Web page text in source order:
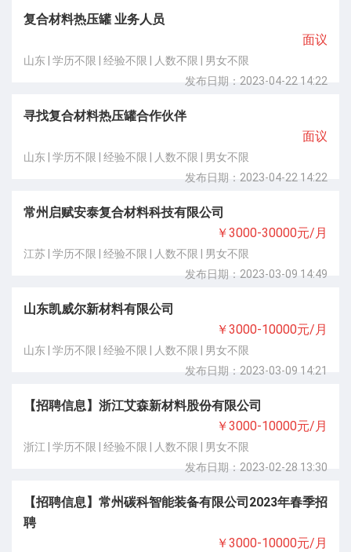
复合材料热压罐 业务人员
面议
山东 | 学历不限 | 经验不限 | 人数不限 | 男女不限
发布日期：2023-04-22 14:22
寻找复合材料热压罐合作伙伴
面议
山东 | 学历不限 | 经验不限 | 人数不限 | 男女不限
发布日期：2023-04-22 14:22
常州启赋安泰复合材料科技有限公司
￥3000-30000元/月
江苏 | 学历不限 | 经验不限 | 人数不限 | 男女不限
发布日期：2023-03-09 14:49
山东凯威尔新材料有限公司
￥3000-10000元/月
山东 | 学历不限 | 经验不限 | 人数不限 | 男女不限
发布日期：2023-03-09 14:21
【招聘信息】浙江艾森新材料股份有限公司
￥3000-10000元/月
浙江 | 学历不限 | 经验不限 | 人数不限 | 男女不限
发布日期：2023-02-28 13:30
【招聘信息】常州碳科智能装备有限公司2023年春季招
聘
￥3000-10000元/月